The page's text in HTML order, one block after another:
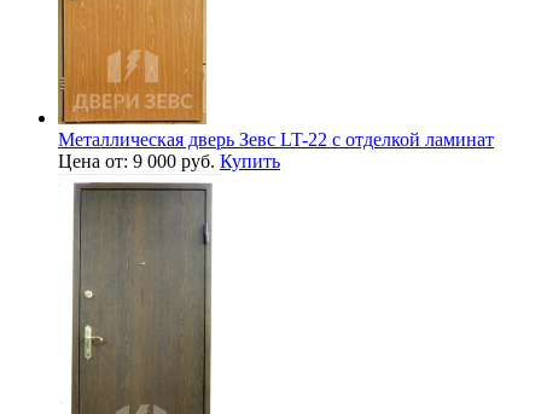
Металлическая дверь Зевс LT-22 с отделкой ламинат
Цена от: 9 000 руб. Купить